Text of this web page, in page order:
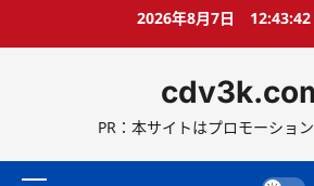
ス
2026年8月7日
PR：本サイトはプロモーショ